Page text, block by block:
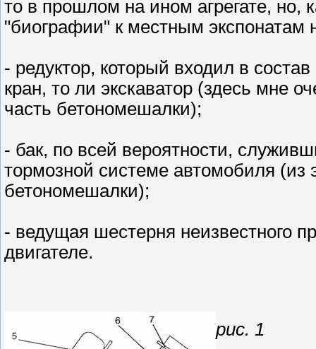
то в прошлом на ином агрегате, но,
"биографии" к местным экспонатам
- редуктор, который входил в
кран, то ли экскаватор (здесь мне
часть бетономешалки);
- бак, по всей вероятности,
тормозной системе автомобиля (из
бетономешалки);
- ведущая шестерня неизвестного
двигателе.
рис. 1